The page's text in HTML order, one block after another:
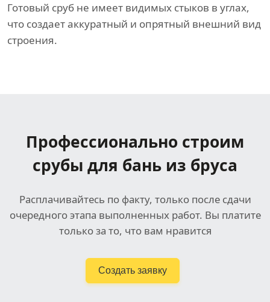
Готовый сруб не имеет видимых стыков в углах,
что создает аккуратный и опрятный внешний вид
строения.
Профессионально строим
срубы для бань из бруса
Расплачивайтесь по факту, только после сдачи
очередного этапа выполненных работ. Вы платите
только за то, что вам нравится
Создать заявку